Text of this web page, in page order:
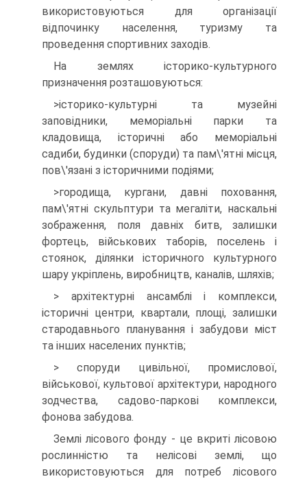
використовуються для організації
відпочинку населення, туризму та
проведення спортив­них заходів.
На землях історико-культурного
призначення розташо­вуються:
>історико-культурні та музейні
заповідники, меморіальні парки та
кладовища, історичні або меморіальні
садиби, будинки (споруди) та пам\'ятні місця,
пов\'язані з історичними подіями;
>городища, кургани, давні поховання,
пам\'ятні скульптури та мегаліти, наскальні
зображення, поля давніх битв, залишки
фортець, військових таборів, поселень і
стоянок, ділянки історич­ного культурного
шару укріплень, виробництв, каналів, шляхів;
> архітектурні ансамблі і комплекси,
історичні центри, квартали, площі, залишки
стародавнього планування і забудови міст
та інших населених пунктів;
> споруди цивільної, промислової,
військової, культової архі­тектури, народного
зодчества, садово-паркові комплекси,
фонова забудова.
Землі лісового фонду - це вкриті лісовою
рослинністю та нелісові землі, що
використовуються для потреб лісового